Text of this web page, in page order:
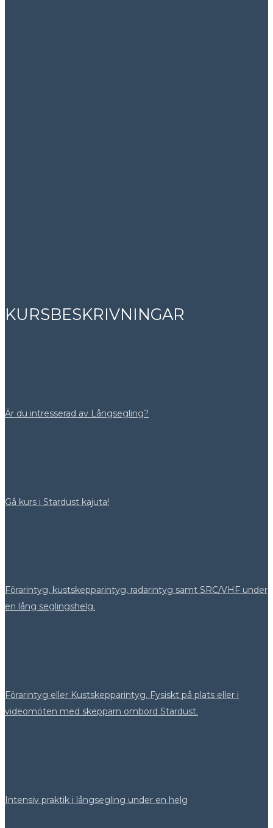
KURSBESKRIVNINGAR
Är du intresserad av Långsegling?
Gå kurs i Stardust kajuta!
Förarintyg, kustskepparintyg, radarintyg samt SRC/VHF under
en lång seglingshelg.
Förarintyg eller Kustskepparintyg. Fysiskt på plats eller i
videomöten med skepparn ombord Stardust.
Intensiv praktik i långsegling under en helg